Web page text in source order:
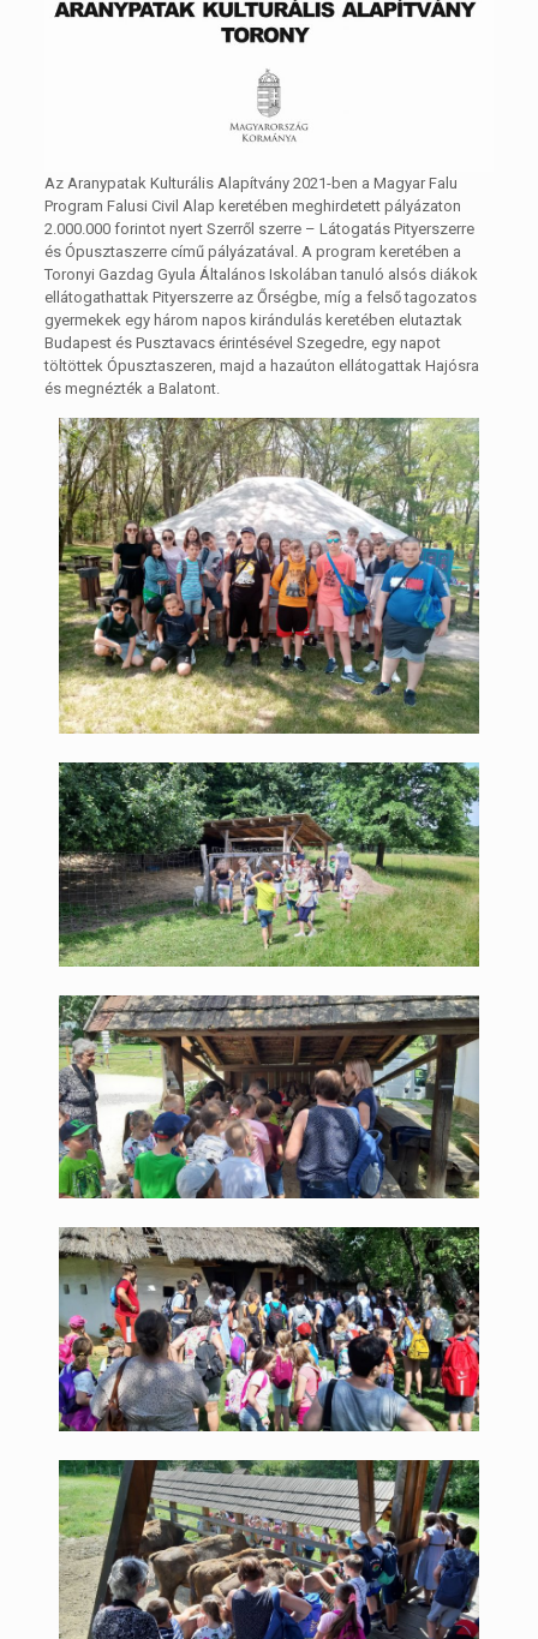
Az Aranypatak Kulturális Alapítvány 2021-ben a Magyar Falu
Program Falusi Civil Alap keretében meghirdetett pályázaton
2.000.000 forintot nyert Szerről szerre – Látogatás Pityerszerre
és Ópusztaszerre című pályázatával. A program keretében a
Toronyi Gazdag Gyula Általános Iskolában tanuló alsós diákok
ellátogathattak Pityerszerre az Őrségbe, míg a felső tagozatos
gyermekek egy három napos kirándulás keretében elutaztak
Budapest és Pusztavacs érintésével Szegedre, egy napot
töltöttek Ópusztaszeren, majd a hazaúton ellátogattak Hajósra
és megnézték a Balatont.